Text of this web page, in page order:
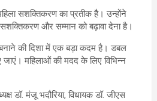
सशक्तिकरण का प्रतीक है। उन्होंने
और सम्मान को बढ़ावा देना है।
बनाने की दिशा में एक बड़ा कदम है। डबल
महिलाओं की मदद के लिए विभिन्न
डॉ. मंजू भदौरिया, विधायक डॉ. जीएस